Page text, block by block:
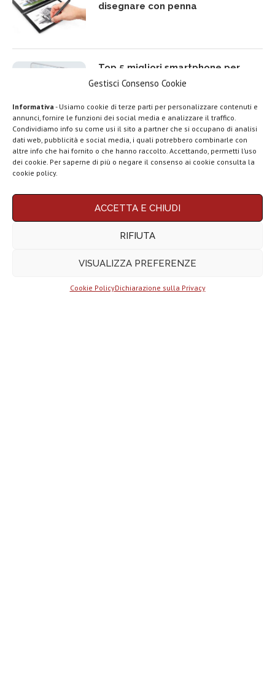
Gestisci Consenso Cookie
Informativa - Usiamo cookie di terze parti per personalizzare contenuti e
annunci, fornire le funzioni dei social media e analizzare il traffico.
Condividiamo info su come usi il sito a partner che si occupano di analisi
dati web, pubblicità e social media, i quali potrebbero combinarle con
altre info che hai fornito o che hanno raccolto. Accettando, permetti l’uso
dei cookie. Per saperne di più o negare il consenso ai cookie consulta la
cookie policy.
ACCETTA E CHIUDI
RIFIUTA
VISUALIZZA PREFERENZE
Cookie PolicyDichiarazione sulla Privacy
disegnare con penna
Top 5 migliori smartphone per
rapporto qualità prezzo del 2025
Top 5 migliori TV Box Android e
Google TV del 2025
LEGGI ANCHE
Motorola rinnova
per intenditori...
NexPhone è il
smartphone con...